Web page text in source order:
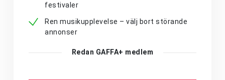
festivaler
Ren musikupplevelse – välj bort störande
annonser
Redan GAFFA+ medlem